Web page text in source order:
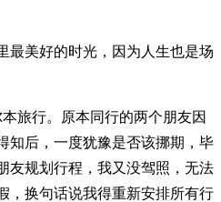
最美好的时光，因为人生也是场
旅行。原本同行的两个朋友因
知后，一度犹豫是否该挪期，毕
友规划行程，我又没驾照，无法
，换句话说我得重新安排所有行